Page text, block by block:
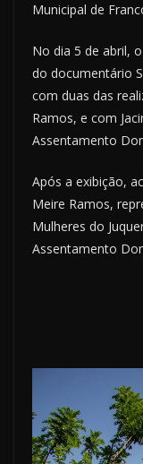
Municipal de
No dia 5 de abril,
do documentário
com duas das
Ramos, e com
Assentamento
Após a exibição,
Meire Ramos,
Mulheres do
Assentamento